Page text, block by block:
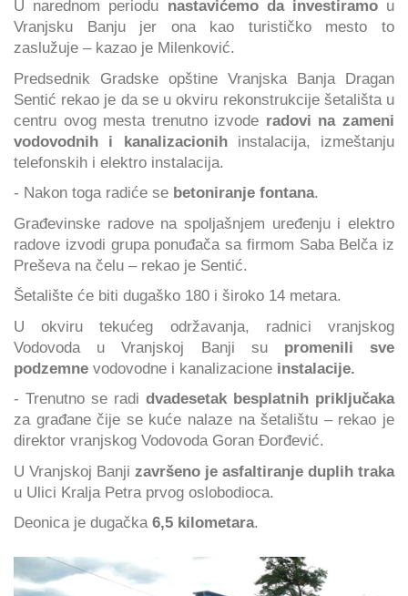
U narednom periodu nastavićemo da investiramo u
Vranjsku Banju jer ona kao turističko mesto to
zaslužuje – kazao je Milenković.
Predsednik Gradske opštine Vranjska Banja Dragan
Sentić rekao je da se u okviru rekonstrukcije šetališta u
centru ovog mesta trenutno izvode radovi na zameni
vodovodnih i kanalizacionihinstalacija, izmeštanju
telefonskih i elektro instalacija.
- Nakon toga radiće se betoniranje fontana.
Građevinske radove na spoljašnjem uređenju i elektro
radove izvodi grupa ponuđača sa firmom Saba Belča iz
Preševa na čelu – rekao je Sentić.
Šetalište će biti dugaško 180 i široko 14 metara.
U okviru tekućeg održavanja, radnici vranjskog
Vodovoda u Vranjskoj Banji su promenili sve
podzemne vodovodne i kanalizacione instalacije.
- Trenutno se radi dvadesetak besplatnih priključaka
za građane čije se kuće nalaze na šetalištu – rekao je
direktor vranjskog Vodovoda Goran Đorđević.
U Vranjskoj Banji završeno je asfaltiranje duplih traka
u Ulici Kralja Petra prvog oslobodioca.
Deonica je dugačka 6,5 kilometara.